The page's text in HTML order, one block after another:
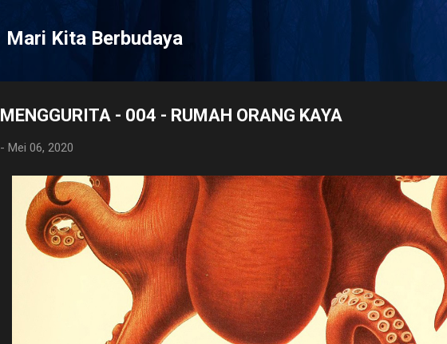
Mari Kita Berbudaya
MENGGURITA - 004 - RUMAH ORANG KAYA
- Mei 06, 2020